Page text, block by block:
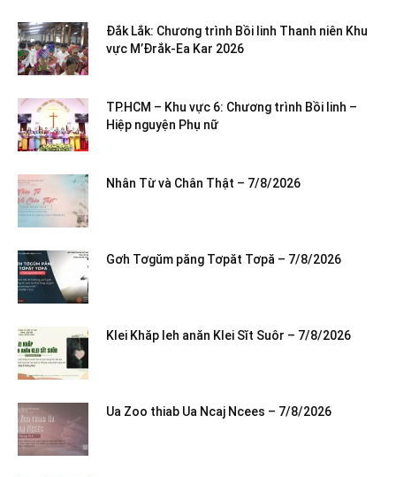
Đắk Lắk: Chương trình Bồi linh Thanh niên Khu
vực M’Đrắk-Ea Kar 2026
TP.HCM – Khu vực 6: Chương trình Bồi linh –
Hiệp nguyện Phụ nữ
Nhân Từ và Chân Thật – 7/8/2026
Gơh Tơgŭm păng Tơpăt Tơpă – 7/8/2026
Klei Khăp leh anăn Klei Sĭt Suôr – 7/8/2026
Ua Zoo thiab Ua Ncaj Ncees – 7/8/2026